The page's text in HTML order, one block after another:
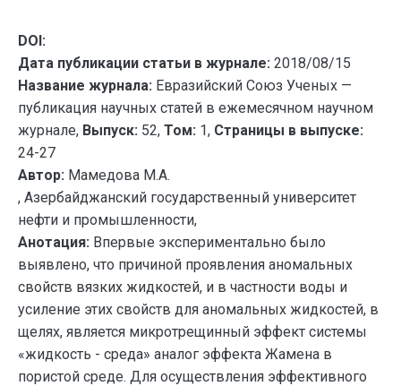
DOI:
Дата публикации статьи в журнале: 2018/08/15
Название журнала: Евразийский Союз Ученых —
публикация научных статей в ежемесячном научном
журнале, Выпуск: 52, Том: 1, Страницы в выпуске:
24-27
Автор: Мамедова М.А.
, Азербайджанский государственный университет
нефти и промышленности,
Анотация: Впервые экспериментально было
выявлено, что причиной проявления аномальных
свойств вязких жидкостей, и в частности воды и
усиление этих свойств для аномальных жидкостей, в
щелях, является микротрещинный эффект системы
«жидкость - среда» аналог эффекта Жамена в
пористой среде. Для осуществления эффективного